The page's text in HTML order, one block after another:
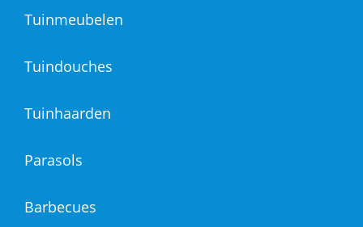
Tuinmeubelen
Tuindouches
Tuinhaarden
Parasols
Barbecues